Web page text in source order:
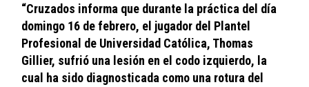
“Cruzados informa que durante la práctica del día
domingo 16 de febrero, el jugador del Plantel
Profesional de Universidad Católica, Thomas
Gillier, sufrió una lesión en el codo izquierdo, la
cual ha sido diagnosticada como una rotura del